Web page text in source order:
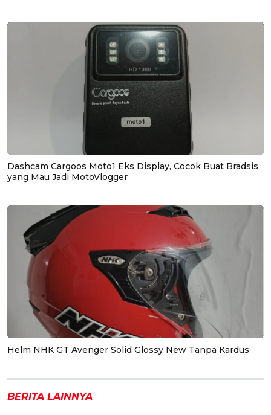
Dashcam Cargoos Moto1 Eks Display, Cocok Buat Bradsis
yang Mau Jadi MotoVlogger
Helm NHK GT Avenger Solid Glossy New Tanpa Kardus
BERITA LAINNYA